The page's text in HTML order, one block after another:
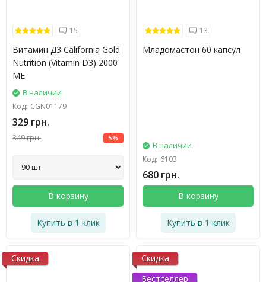
15
Витамин Д3 California Gold
Nutrition (Vitamin D3) 2000
МЕ
В наличии
Код: CGN01179
329 грн.
349 грн. 5%
В корзину
Купить в 1 клик
13
Младомастон 60 капсул
В наличии
Код: 6103
680 грн.
В корзину
Купить в 1 клик
Скидка
Скидка
Бестселлер